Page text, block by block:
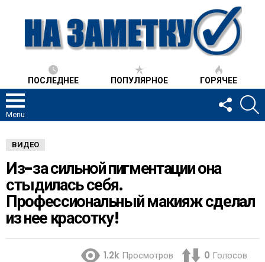
ПОСЛЕДНЕЕ ПОПУЛЯРНОЕ ГОРЯЧЕЕ
Menu
FOLLOW
US
ВИДЕО
Из-за сильной пигментации она
стыдилась себя.
Профессиональный макияж сделал
из нее красотку!
1.2k Просмотров 0 Голосов